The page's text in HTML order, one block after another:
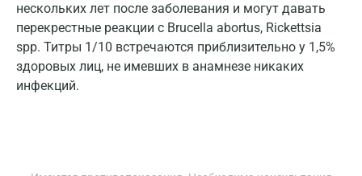
нескольких лет после заболевания и могут давать
перекрестные реакции с Brucella abortus, Rickettsia
spp. Титры 1/10 встречаются приблизительно у 1,5%
здоровых лиц, не имевших в анамнезе никаких
инфекций.
Ковров
Коломна